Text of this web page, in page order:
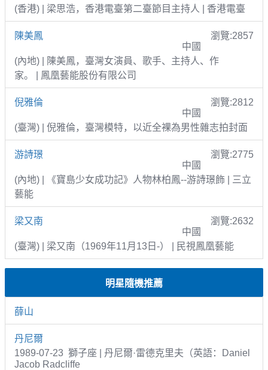
(香港) | 梁思浩，香港電臺第二臺節目主持人 | 香港電臺
陳美鳳
瀏覽:2857
中國
(內地) | 陳美鳳，臺灣女演員、歌手、主持人、作
家。 | 鳳凰藝能股份有限公司
倪雅倫
瀏覽:2812
中國
(臺灣) | 倪雅倫，臺灣模特，以近全裸為男性雜志拍封面
游詩璟
瀏覽:2775
中國
(內地) | 《寶島少女成功記》人物林柏鳳--游詩璟飾 | 三立
藝能
梁又南
瀏覽:2632
中國
(臺灣) | 梁又南（1969年11月13日-） | 民視鳳凰藝能
明星隨機推薦
薛山
丹尼爾
1989-07-23 獅子座 | 丹尼爾·雷德克里夫（英語：Daniel
Jacob Radcliffe